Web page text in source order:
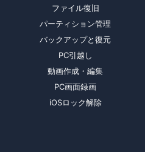
ファイル復旧
パーティション管理
バックアップと復元
PC引越し
動画作成・編集
PC画面録画
iOSロック解除